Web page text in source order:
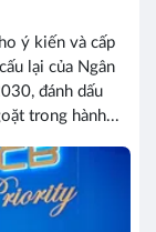
ý kiến và cấp
lại của Ngân
đánh dấu
trong hành...